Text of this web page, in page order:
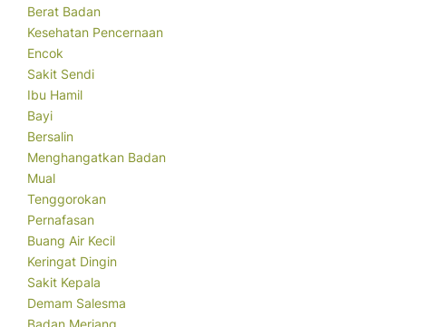
Berat Badan
Kesehatan Pencernaan
Encok
Sakit Sendi
Ibu Hamil
Bayi
Bersalin
Menghangatkan Badan
Mual
Tenggorokan
Pernafasan
Buang Air Kecil
Keringat Dingin
Sakit Kepala
Demam Salesma